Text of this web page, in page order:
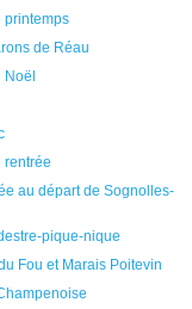
printemps
de Réau
Noël
rentrée
au départ de Sognolles-
pique-nique
Fou et Marais Poitevin